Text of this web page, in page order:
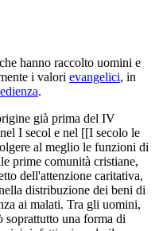
che hanno raccolto uomini e
i valori evangelici, in
.
già prima del IV
I secol e nel [[I secolo le
al meglio le funzioni di
prime comunità cristiane,
dell'attenzione caritativa,
distribuzione dei beni di
ai malati. Tra gli uomini,
una forma di